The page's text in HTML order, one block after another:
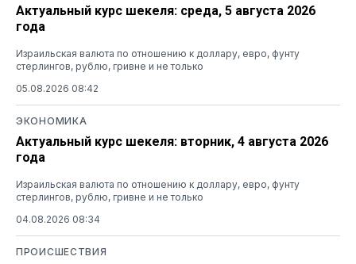
Актуальный курс шекеля: среда, 5 августа 2026
года
Израильская валюта по отношению к доллару, евро, фунту
стерлингов, рублю, гривне и не только
05.08.2026 08:42
ЭКОНОМИКА
Актуальный курс шекеля: вторник, 4 августа 2026
года
Израильская валюта по отношению к доллару, евро, фунту
стерлингов, рублю, гривне и не только
04.08.2026 08:34
ПРОИСШЕСТВИЯ